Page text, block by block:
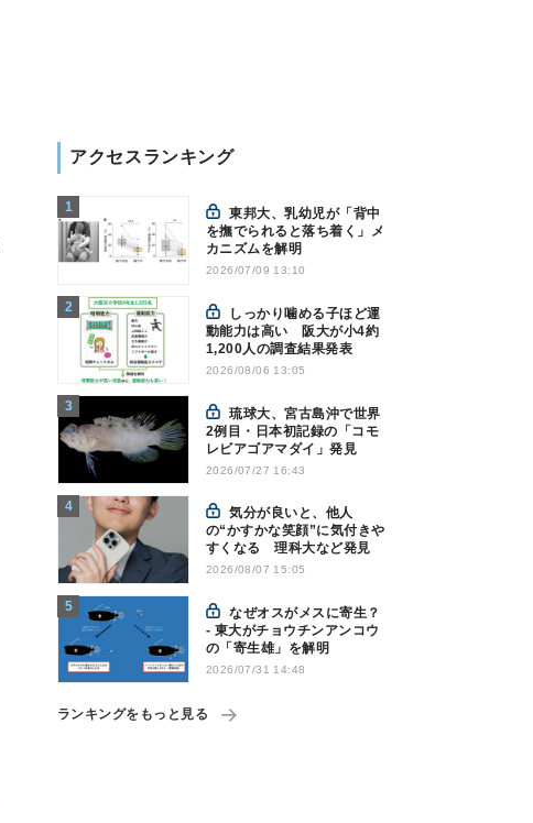
アクセスランキング
東邦大、乳幼児が「背中
を撫でられると落ち着く」メ
カニズムを解明
2026/07/09 13:10
動能力は高い 阪大が小4約
1,200人の調査結果発表
2026/08/06 13:05
琉球大、宮古島沖で世界
2例目・日本初記録の「コモ
レビアゴアマダイ」発見
2026/07/27 16:43
気分が良いと、他人
の“かすかな笑顔”に気付きや
すくなる 理科大など発見
2026/08/07 15:05
なぜオスがメスに寄生？
- 東大がチョウチンアンコウ
の「寄生雄」を解明
2026/07/31 14:48
ランキングをもっと見る